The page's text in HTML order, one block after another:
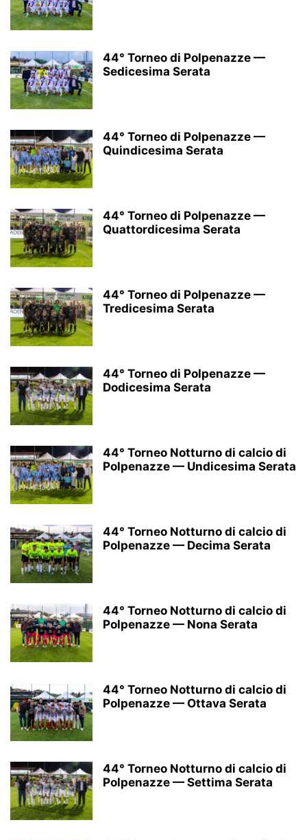
44° Torneo di Polpenazze —
Sedicesima Serata
44° Torneo di Polpenazze —
Quindicesima Serata
44° Torneo di Polpenazze —
Quattordicesima Serata
44° Torneo di Polpenazze —
Tredicesima Serata
44° Torneo di Polpenazze —
Dodicesima Serata
44° Torneo Notturno di calcio di
Polpenazze — Undicesima Serata
44° Torneo Notturno di calcio di
Polpenazze — Decima Serata
44° Torneo Notturno di calcio di
Polpenazze — Nona Serata
44° Torneo Notturno di calcio di
Polpenazze — Ottava Serata
44° Torneo Notturno di calcio di
Polpenazze — Settima Serata